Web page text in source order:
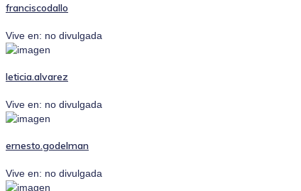
franciscodallo
Vive en: no divulgada
leticia.alvarez
Vive en: no divulgada
ernesto.godelman
Vive en: no divulgada